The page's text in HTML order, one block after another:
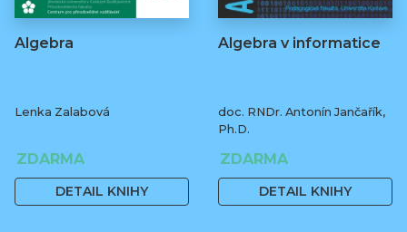
Algebra
Lenka Zalabová
ZDARMA
DETAIL KNIHY
Algebra v informatice
doc. RNDr. Antonín Jančařík,
Ph.D.
ZDARMA
DETAIL KNIHY